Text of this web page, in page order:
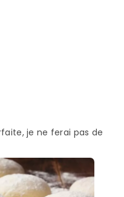
je ne ferai pas de